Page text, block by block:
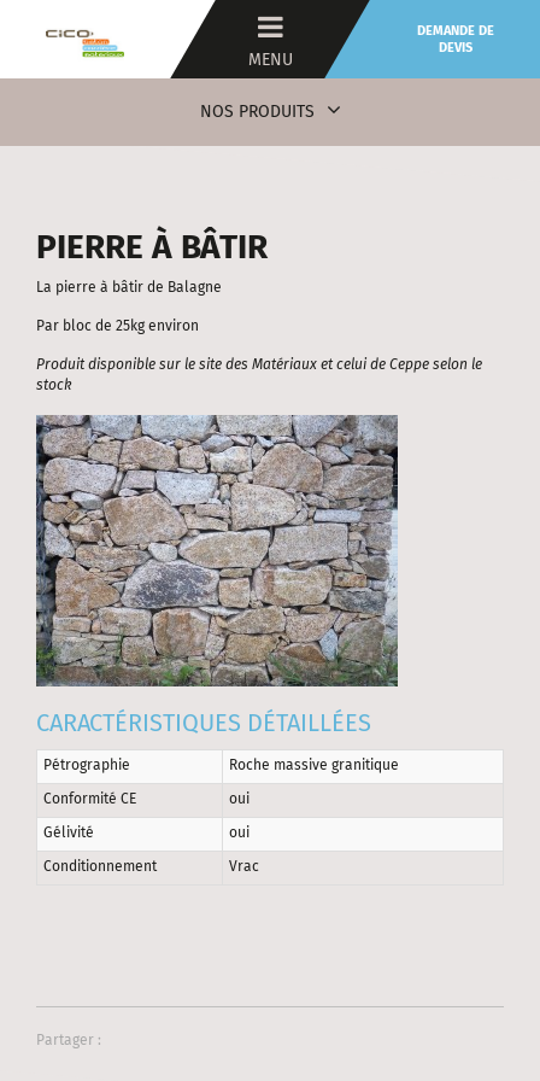
MENU
DEMANDE DE
DEVIS
NOS PRODUITS
PIERRE À BÂTIR
La pierre à bâtir de Balagne
Par bloc de 25kg environ
Produit disponible sur le site des Matériaux et celui de Ceppe selon le
stock
CARACTÉRISTIQUES DÉTAILLÉES
Pétrographie Roche massive granitique
Conformité CE oui
Gélivité oui
Conditionnement Vrac
Partager :